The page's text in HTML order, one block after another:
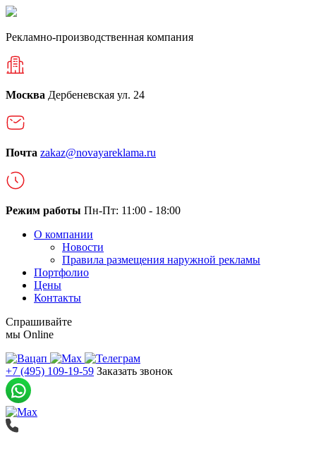
Рекламно-производственная компания
Москва Дербеневская ул. 24
Почта zakaz@novayareklama.ru
Режим работы Пн-Пт: 11:00 - 18:00
О компании
Новости
Правила размещения наружной рекламы
Портфолио
Цены
Контакты
Спрашивайте
мы Online
+7 (495) 109-19-59 Заказать звонок